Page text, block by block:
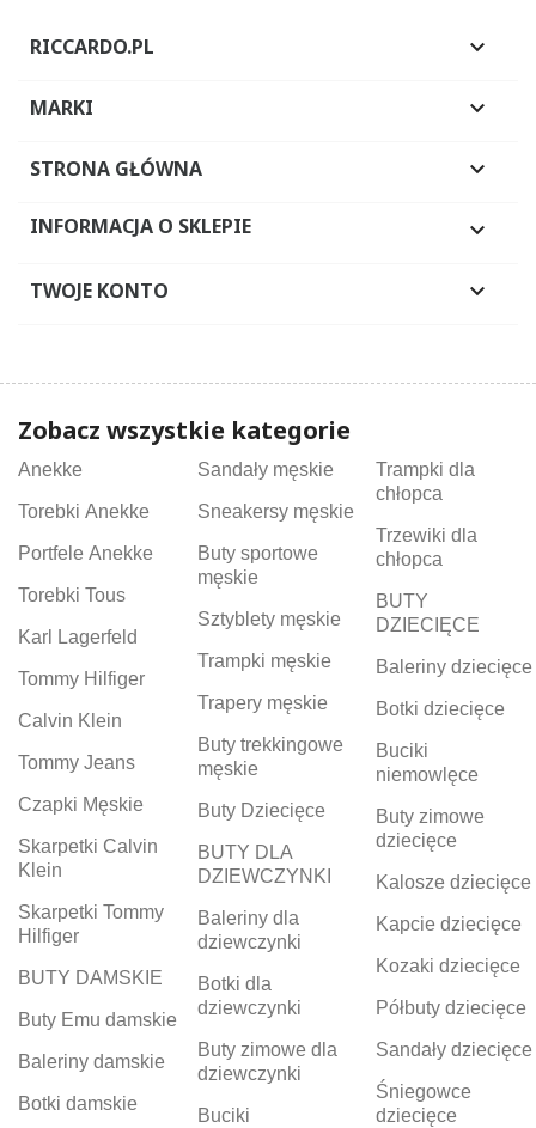
RICCARDO.PL 
MARKI 
STRONA GŁÓWNA 
INFORMACJA O SKLEPIE 
TWOJE KONTO 
Zobacz wszystkie kategorie
Anekke
Torebki Anekke
Portfele Anekke
Torebki Tous
Karl Lagerfeld
Tommy Hilfiger
Calvin Klein
Tommy Jeans
Czapki Męskie
Skarpetki Calvin
Klein
Skarpetki Tommy
Hilfiger
BUTY DAMSKIE
Buty Emu damskie
Baleriny damskie
Botki damskie
Sandały męskie
Sneakersy męskie
Buty sportowe
męskie
Sztyblety męskie
Trampki męskie
Trapery męskie
Buty trekkingowe
męskie
Buty Dziecięce
BUTY DLA
DZIEWCZYNKI
Baleriny dla
dziewczynki
Botki dla
dziewczynki
Buty zimowe dla
dziewczynki
Buciki
Trampki dla
chłopca
Trzewiki dla
chłopca
BUTY
DZIECIĘCE
Baleriny dziecięce
Botki dziecięce
Buciki
niemowlęce
Buty zimowe
dziecięce
Kalosze dziecięce
Kapcie dziecięce
Kozaki dziecięce
Półbuty dziecięce
Sandały dziecięce
Śniegowce
dziecięce